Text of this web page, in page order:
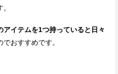
アイテムを1つ持っていると日々
でおすすめです。